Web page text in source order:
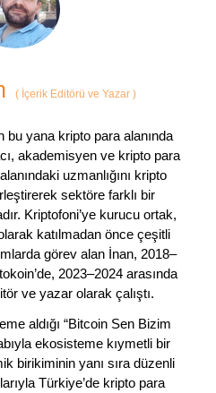
( İçerik Editörü ve Yazar )
bu yana kripto para alanında
akademisyen ve kripto para
uzmanlığını kripto
sektöre farklı bir
Kriptofoni’ye kurucu ortak,
katılmadan önce çeşitli
görev alan İnan, 2018–
2023–2024 arasında
ve yazar olarak çalıştı.
aldığı “Bitcoin Sen Bizim
ekosisteme kıymetli bir
birikiminin yanı sıra düzenli
Türkiye’de kripto para